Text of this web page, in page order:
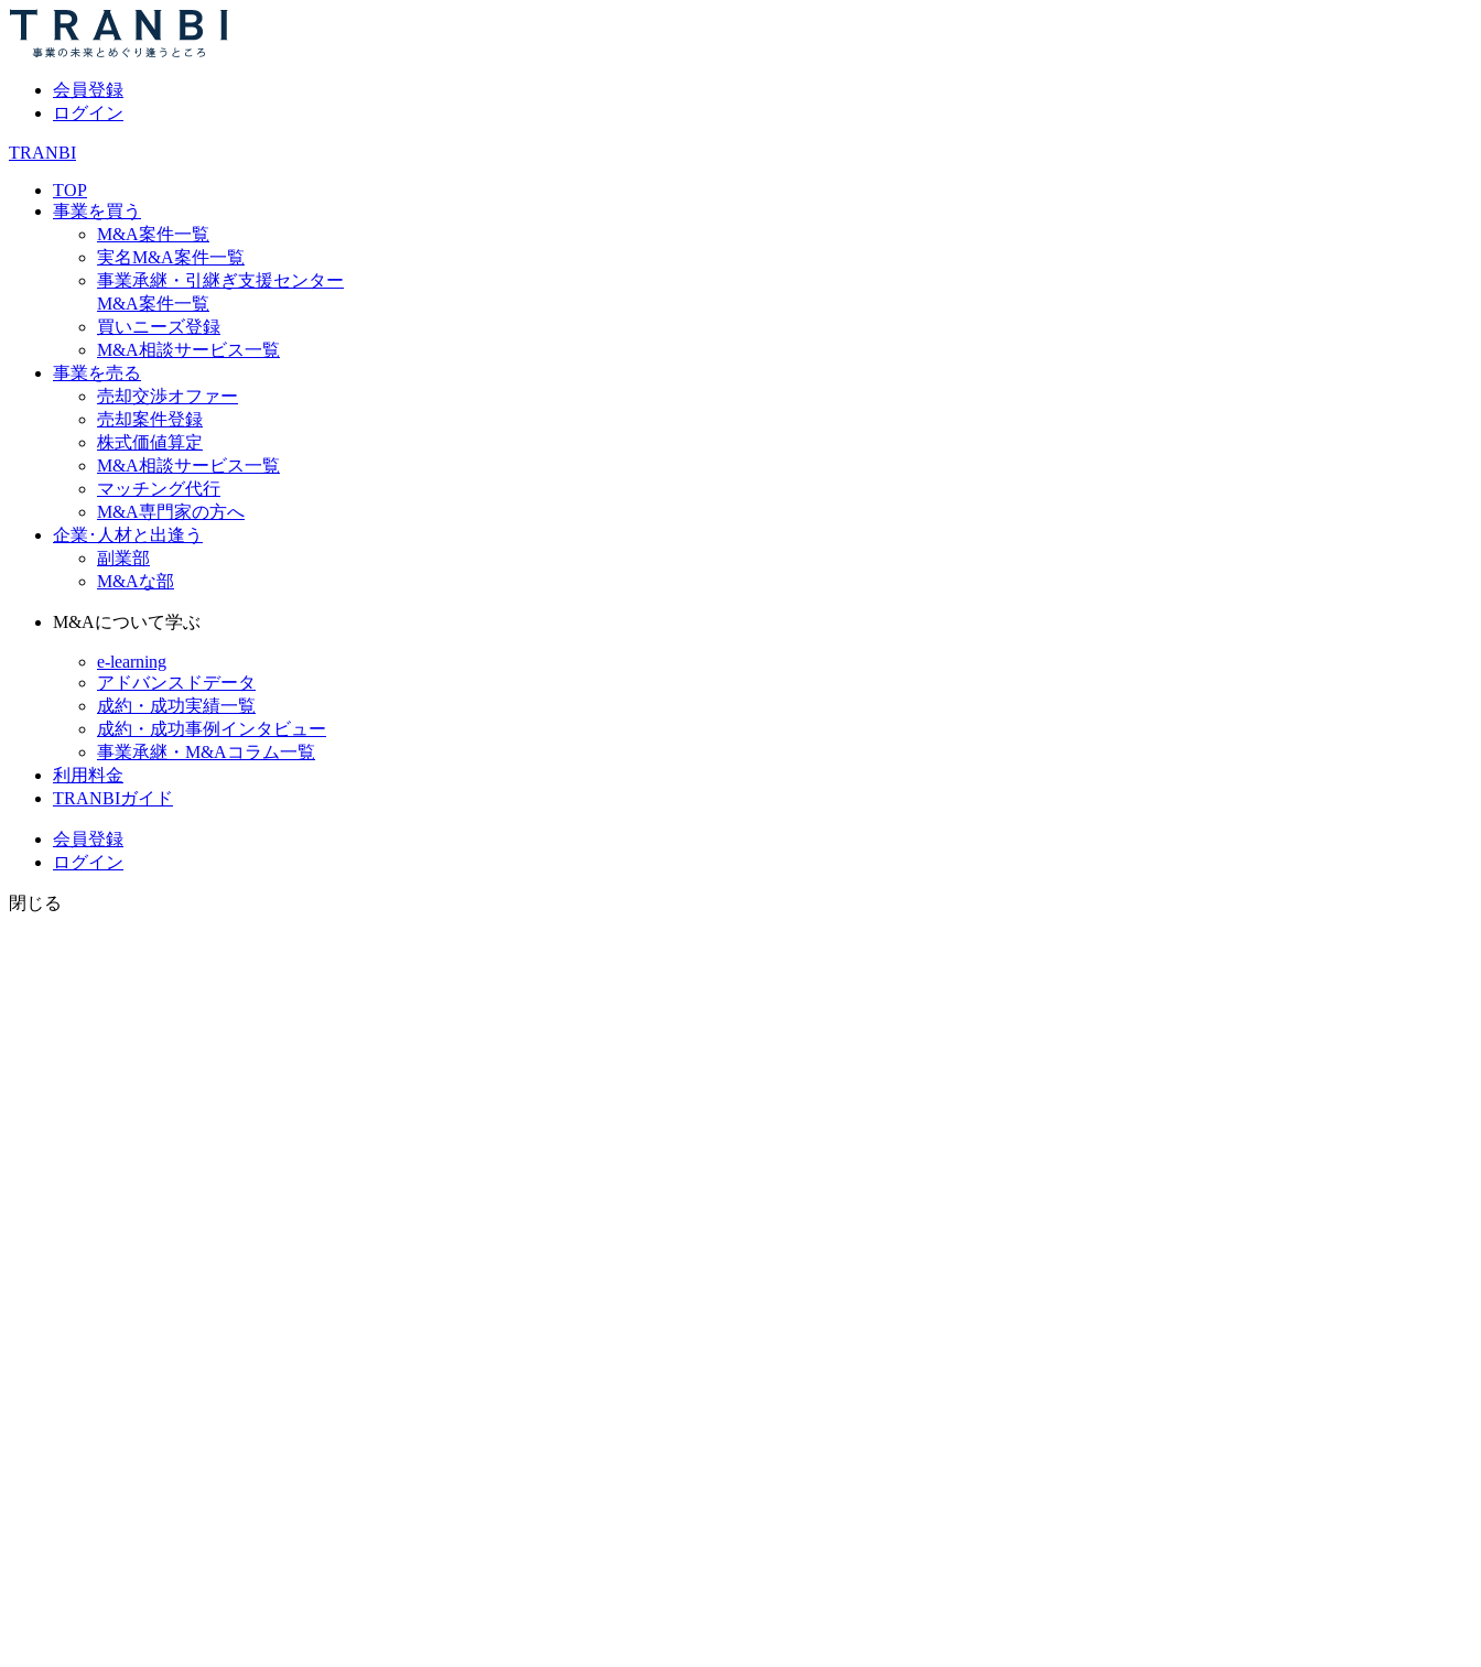
会員登録
ログイン
TRANBI
TOP
事業を買う
M&A案件一覧
実名M&A案件一覧
事業承継・引継ぎ支援センター
M&A案件一覧
買いニーズ登録
M&A相談サービス一覧
事業を売る
売却交渉オファー
売却案件登録
株式価値算定
M&A相談サービス一覧
マッチング代行
M&A専門家の方へ
企業･人材と出逢う
副業部
M&Aな部
M&Aについて学ぶ
e-learning
アドバンスドデータ
成約・成功実績一覧
成約・成功事例インタビュー
事業承継・M&Aコラム一覧
利用料金
TRANBIガイド
会員登録
ログイン
閉じる